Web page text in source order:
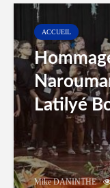
ACCUEIL
Latilyé
Mike DANINTHE